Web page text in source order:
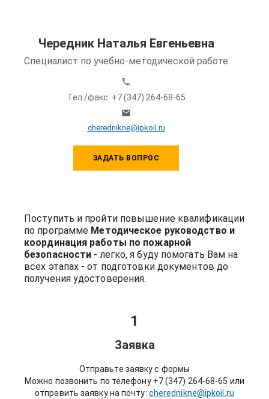
Чередник Наталья Евгеньевна
Специалист по учебно-методической работе
Тел./факс: +7 (347) 264-68-65
cherednikne@ipkoil.ru
ЗАДАТЬ ВОПРОС
Поступить и пройти повышение квалификации
по программе Методическое руководство и
координация работы по пожарной
безопасности - легко, я буду помогать Вам на
всех этапах - от подготовки документов до
получения удостоверения.
1
Заявка
Отправьте заявку с формы
Можно позвонить по телефону +7 (347) 264-68-65 или
отправить заявку на почту: cherednikne@ipkoil.ru